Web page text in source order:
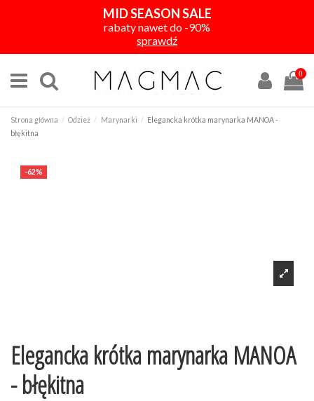
MID SEASON SALE
rabaty nawet do -90%
sprawdź
0
Strona główna Odzież Marynarki
Elegancka krótka marynarka MANOA -
błękitna
-62%
Elegancka krótka marynarka MANOA
- błękitna